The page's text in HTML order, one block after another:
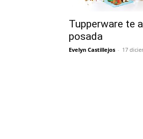
Tupperware te
posada
Evelyn Castillejos - 17